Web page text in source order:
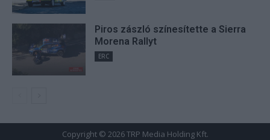
Piros zászló színesítette a Sierra
Morena Rallyt
ERC
Copyright © 2026 TRP Media Holding Kft.